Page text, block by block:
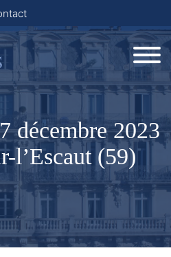
décembre 2023
l’Escaut (59)